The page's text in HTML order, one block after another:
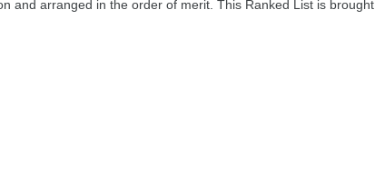
and arranged in the order of merit. This Ranked List is brought